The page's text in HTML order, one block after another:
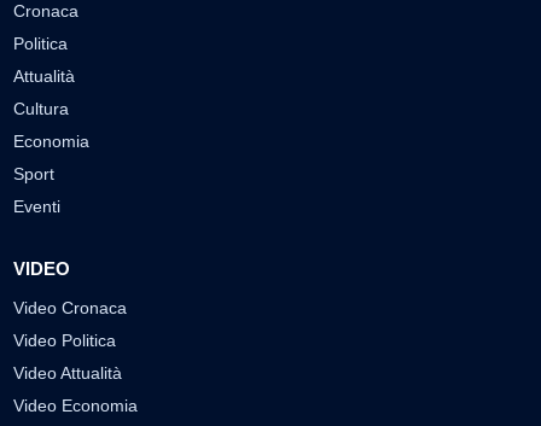
Cronaca
Politica
Attualità
Cultura
Economia
Sport
Eventi
VIDEO
Video Cronaca
Video Politica
Video Attualità
Video Economia